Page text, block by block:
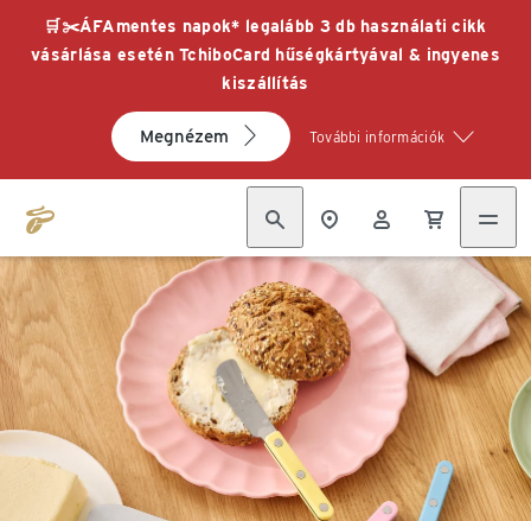
🛒✂️ÁFAmentes napok* legalább 3 db használati cikk
vásárlása esetén TchiboCard hűségkártyával & ingyenes
kiszállítás
Megnézem További információk